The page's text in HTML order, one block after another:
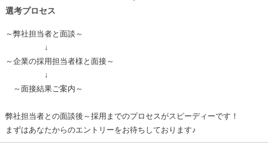
選考プロセス
～弊社担当者と面談～
↓
～企業の採用担当者様と面接～
↓
～面接結果ご案内～
弊社担当者との面談後～採用までのプロセスがスピーディーです！
まずはあなたからのエントリーをお待ちしております♪